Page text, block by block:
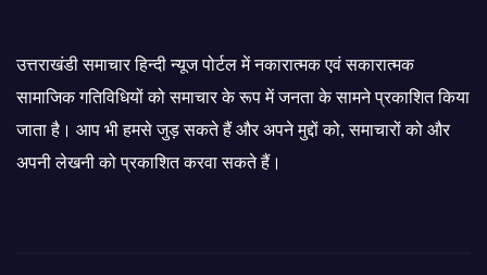
उत्तराखंडी समाचार हिन्दी न्यूज पोर्टल में नकारात्मक एवं सकारात्मक
सामाजिक गतिविधियों को समाचार के रूप में जनता के सामने प्रकाशित किया
जाता है। आप भी हमसे जुड़ सकते हैं और अपने मुद्दों को, समाचारों को और
अपनी लेखनी को प्रकाशित करवा सकते हैं।